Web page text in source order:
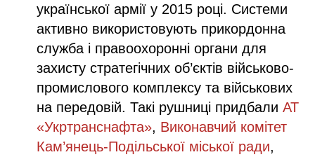
української армії у 2015 році. Системи
активно використовують прикордонна
служба і правоохоронні органи для
захисту стратегічних об’єктів військово-
промислового комплексу та військових
на передовій. Такі рушниці придбали АТ
«Укртранснафта», Виконавчий комітет
Кам’янець-Подільської міської ради,